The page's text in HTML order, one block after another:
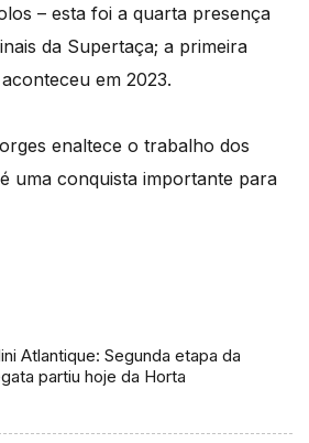
– esta foi a quarta presença
da Supertaça; a primeira
em 2023.
enaltece o trabalho dos
uma conquista importante para
Atlantique: Segunda etapa da
partiu hoje da Horta